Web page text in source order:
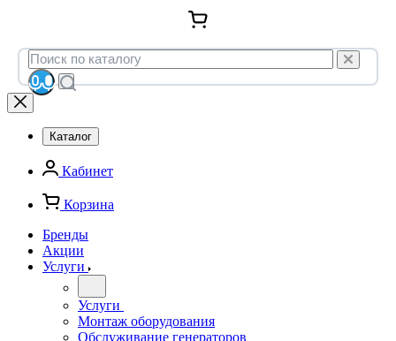
Каталог
Кабинет
Корзина
Бренды
Акции
Услуги
Услуги
Монтаж оборудования
Обслуживание генераторов